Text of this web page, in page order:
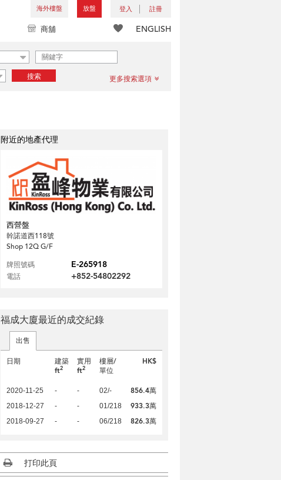
海外樓盤 放盤 登入 註冊
ENGLISH
商舖
搜索 更多搜索選項
附近的地產代理
西營盤
幹諾道西118號
Shop 12Q G/F
牌照號碼
E-265918
電話 +852-54802292
福成大廈最近的成交紀錄
出售
日期
建築
ft2
實用
ft2
樓層/
單位
HK$
2020-11-25 - - 02/- 856.4萬
2018-12-27 - - 01/218 933.3萬
2018-09-27 - - 06/218 826.3萬
打印此頁